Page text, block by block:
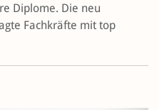
Diplome. Die neu
Fachkräfte mit top